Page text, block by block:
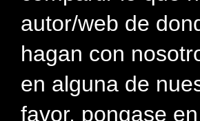
autor/web de
hagan con
en alguna de
favor, pongase